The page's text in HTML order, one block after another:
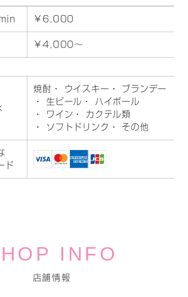
￥6,000
￥4,000～
焼酎 ・ ウイスキー ・ ブランデー
・ 生ビール ・ ハイボール
・ ワイン ・ カクテル類
・ ソフトドリンク ・ その他
ド
INFO
店舗情報